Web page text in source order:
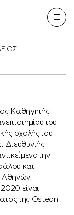
Kαθηγητής
του
σχολής του
Διευθυντής
την
και
Αθηνών
είναι
της Osteon